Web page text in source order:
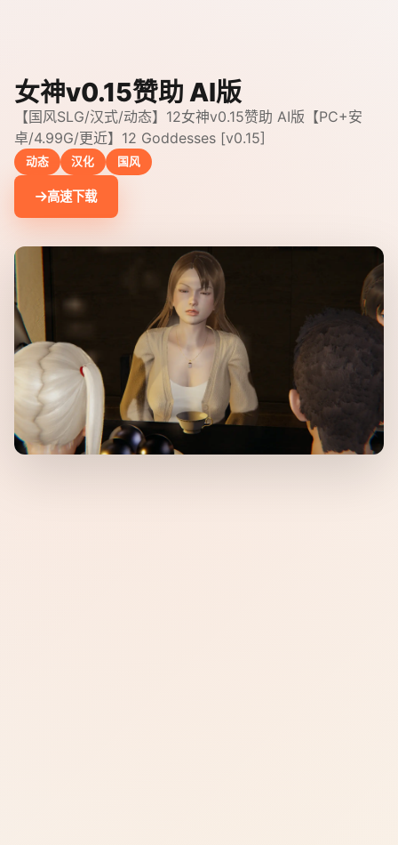
女神v0.15赞助 AI版
【国风SLG/汉式/动态】12女神v0.15赞助 AI版【PC+安
卓/4.99G/更近】12 Goddesses [v0.15]
动态 汉化 国风
高速下载